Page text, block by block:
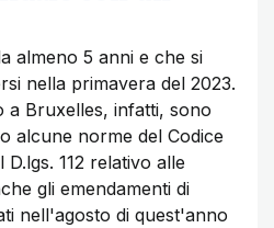
almeno 5 anni e che si
nella primavera del 2023.
a Bruxelles, infatti, sono
alcune norme del Codice
112 relativo alle
gli emendamenti di
nell'agosto di quest'anno